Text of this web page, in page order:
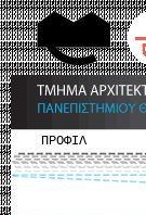
ΠΡΟΦΙΛ